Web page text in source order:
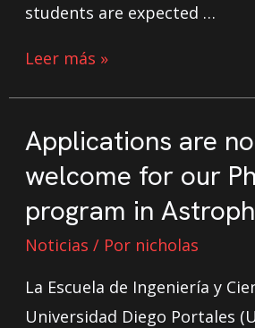
students are expected …
Leer más »
Applications are
welcome for our
program in
Noticias / Por nicholas
La Escuela de Ingeniería y
Universidad Diego Portales